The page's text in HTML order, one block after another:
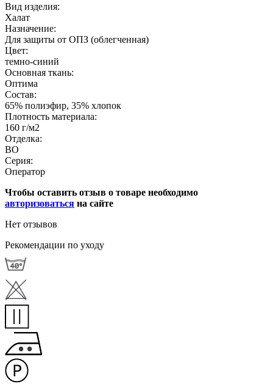
Вид изделия:
Халат
Назначение:
Для защиты от ОПЗ (облегченная)
Цвет:
темно-синий
Основная ткань:
Оптима
Состав:
65% полиэфир, 35% хлопок
Плотность материала:
160 г/м2
Отделка:
ВО
Серия:
Оператор
Чтобы оставить отзыв о товаре необходимо
авторизоваться на сайте
Нет отзывов
Рекомендации по уходу